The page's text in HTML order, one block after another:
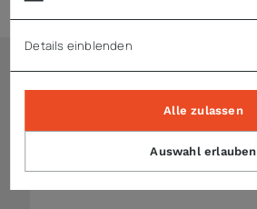
Ähnliche Artikel
Details einblenden
Auswahl erlauben
Alle zulassen